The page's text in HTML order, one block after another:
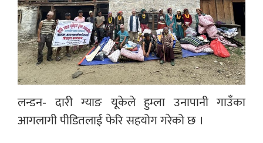
लन्डन- दारी ग्याङ यूकेले हुम्ला उनापानी गाउँका
आगलागी पीडितलाई फेरि सहयोग गरेको छ ।